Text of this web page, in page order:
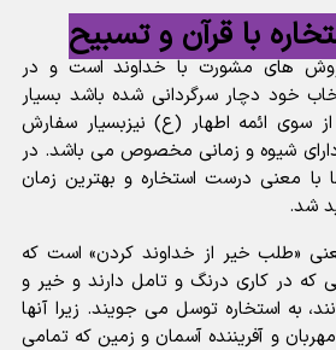
با قرآن و تسبیح
روش های مشورت با خداوند است و در
خود دچار سرگردانی شده باشد بسیار
از سوی ائمه اطهار (ع) نیزبسیار سفارش
شیوه و زمانی مخصوص می باشد. در
معنی درست استخاره و بهترین زمان
شد.
«طلب خیر از خداوند کردن» است که
که در کاری درنگ و تامل دارند و خیر و
به استخاره توسل می جویند. زیرا آنها
و آفریننده آسمان و زمین که تمامی